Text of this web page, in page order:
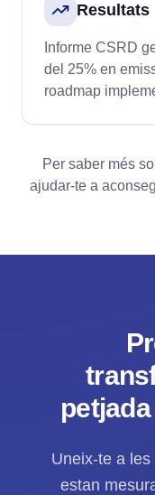
Resultats
Informe CSRD
del 25% en
roadmap
Per saber més
ajudar-te a
Uneix-te a
estan